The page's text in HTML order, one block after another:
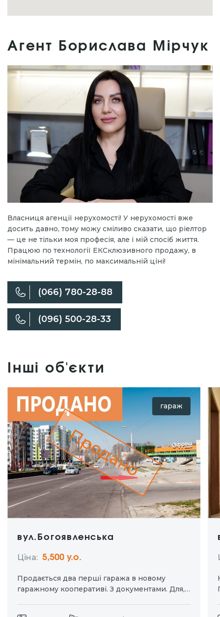
Агент Борислава Мірчук
Власниця агенції нерухомості! У нерухомості вже
досить давно, тому можу сміливо сказати, що ріелтор
— це не тільки моя професія, але і мій спосіб життя.
Працюю по технології ЕКСклюзивного продажу, в
мінімальний термін, по максимальній ціні!
(066) 780-28-88
(096) 500-28-33
Інші об'єкти
гараж
Продано
вул.Богоявленська
Ціна: 5,500 у.о.
Продається два перші гаража в новому
гаражному кооперативі. З документами. Для,